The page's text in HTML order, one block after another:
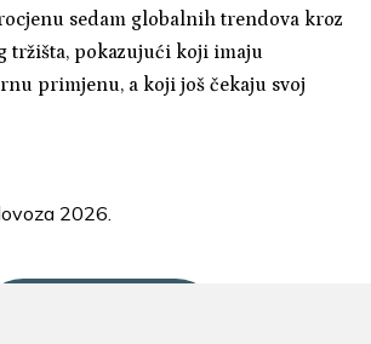
sedam globalnih trendova kroz
tržišta, pokazujući koji imaju
primjenu, a koji još čekaju svoj
2026.